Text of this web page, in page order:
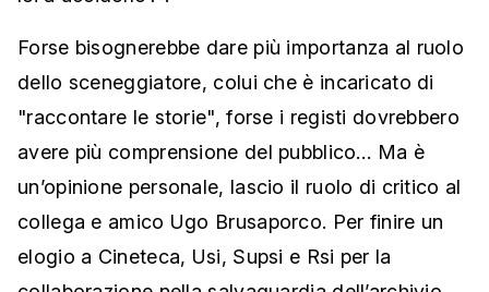
Forse bisognerebbe dare più importanza al ruolo
dello sceneggiatore, colui che è incaricato di
"raccontare le storie", forse i registi dovrebbero
avere più comprensione del pubblico… Ma è
un’opinione personale, lascio il ruolo di critico al
collega e amico Ugo Brusaporco. Per finire un
elogio a Cineteca, Usi, Supsi e Rsi per la